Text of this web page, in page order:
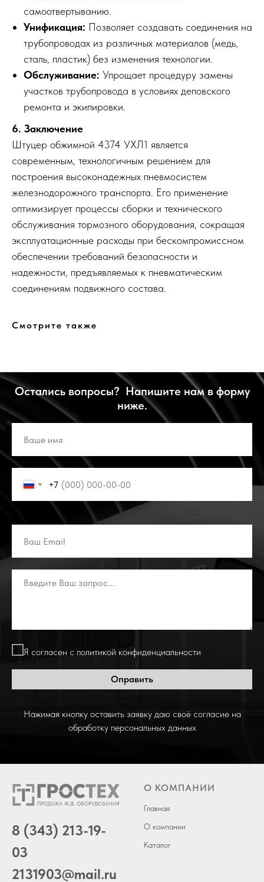
самоотвертыванию.
Унификация: Позволяет создавать соединения на
трубопроводах из различных материалов (медь,
сталь, пластик) без изменения технологии.
Обслуживание: Упрощает процедуру замены
участков трубопровода в условиях деповского
ремонта и экипировки.
6. Заключение
Штуцер обжимной 4374 УХЛ1 является
современным, технологичным решением для
построения высоконадежных пневмосистем
железнодорожного транспорта. Его применение
оптимизирует процессы сборки и технического
обслуживания тормозного оборудования, сокращая
эксплуатационные расходы при бескомпромиссном
обеспечении требований безопасности и
надежности, предъявляемых к пневматическим
соединениям подвижного состава.
Смотрите также
Остались вопросы? Напишите нам в форму
ниже.
+7
Я согласен с политикой конфиденциальности
Оправить
Нажимая кнопку оставить заявку даю своё согласие на
обработку персональных данных
8 (343) 213-19-
03
2131903@mail.ru
О КОМПАНИИ
Главная
О компании
Каталог